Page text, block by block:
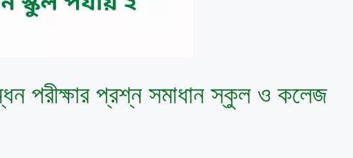
পরীক্ষার প্রশ্ন সমাধান স্কুল ও কলেজ